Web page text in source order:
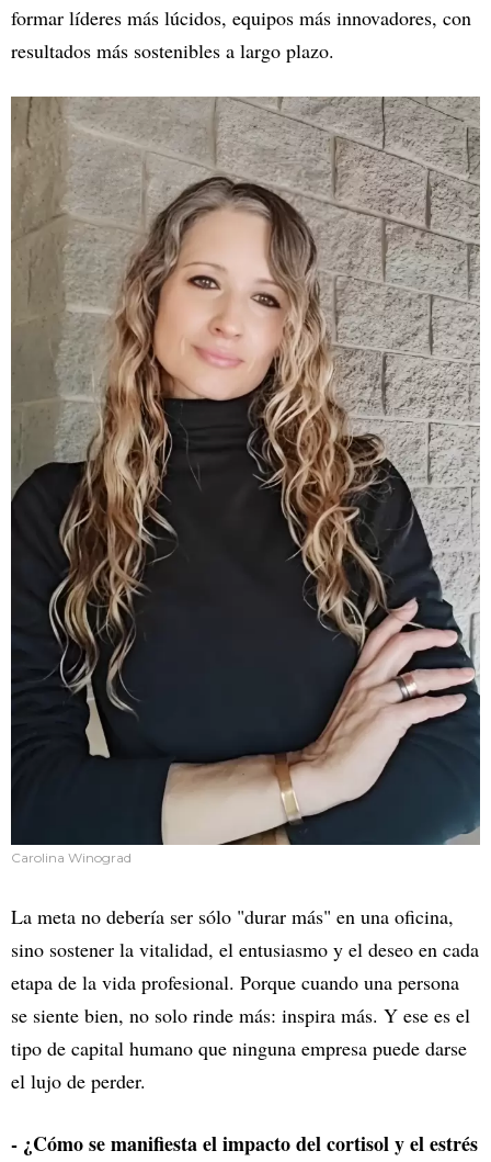
formar líderes más lúcidos, equipos más innovadores, con
resultados más sostenibles a largo plazo.
Carolina Winograd
La meta no debería ser sólo "durar más" en una oficina,
sino sostener la vitalidad, el entusiasmo y el deseo en cada
etapa de la vida profesional. Porque cuando una persona
se siente bien, no solo rinde más: inspira más. Y ese es el
tipo de capital humano que ninguna empresa puede darse
el lujo de perder.
- ¿Cómo se manifiesta el impacto del cortisol y el estrés